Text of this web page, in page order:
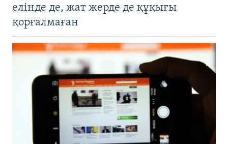
елінде де, жат жерде де құқығы
қорғалмаған